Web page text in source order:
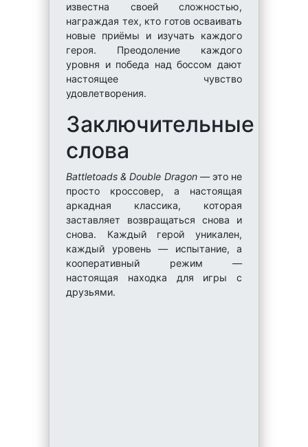
известна своей сложностью,
награждая тех, кто готов осваивать
новые приёмы и изучать каждого
героя. Преодоление каждого
уровня и победа над боссом дают
настоящее чувство
удовлетворения.
Заключительные
слова
Battletoads & Double Dragon— это не
просто кроссовер, а настоящая
аркадная классика, которая
заставляет возвращаться снова и
снова. Каждый герой уникален,
каждый уровень — испытание, а
кооперативный режим —
настоящая находка для игры с
друзьями.